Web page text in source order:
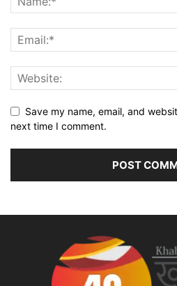
Save my name, email, and
next time I comment.